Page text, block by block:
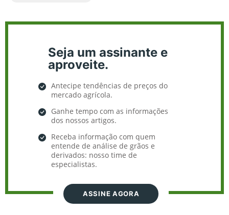
Seja um assinante e
aproveite.
Antecipe tendências de preços do
mercado agrícola.
Ganhe tempo com as informações
dos nossos artigos.
Receba informação com quem
entende de análise de grãos e
derivados: nosso time de
especialistas.
ASSINE AGORA